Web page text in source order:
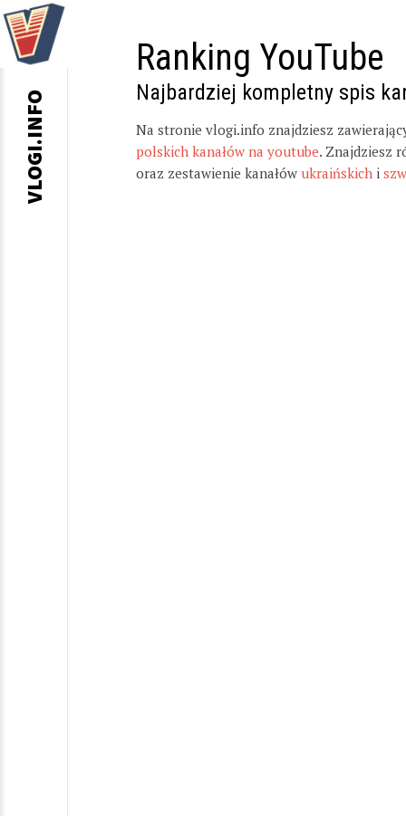
Ranking YouTube
Najbardziej kompletny spis
Na stronie vlogi.info znajdziesz
polskich kanałów na youtube. Znajdziesz
oraz zestawienie kanałów ukraińskich i
VLOGI.INFO